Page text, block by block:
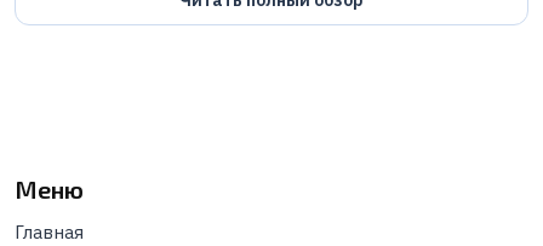
Меню
Главная